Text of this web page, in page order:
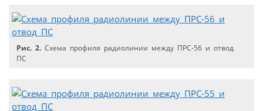
Рис. 2. Схема профиля радиолинии между ПРС-56 и отвод
ПС